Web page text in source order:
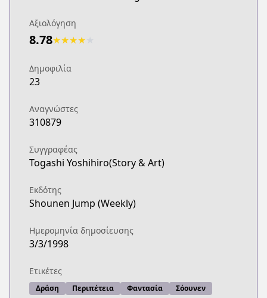
Αξιολόγηση
8.78★★★★
Δημοφιλία
23
Αναγνώστες
310879
Συγγραφέας
Togashi Yoshihiro(Story & Art)
Εκδότης
Shounen Jump (Weekly)
Ημερομηνία δημοσίευσης
3/3/1998
Ετικέτες
Δράση Περιπέτεια Φαντασία Σόουνεν